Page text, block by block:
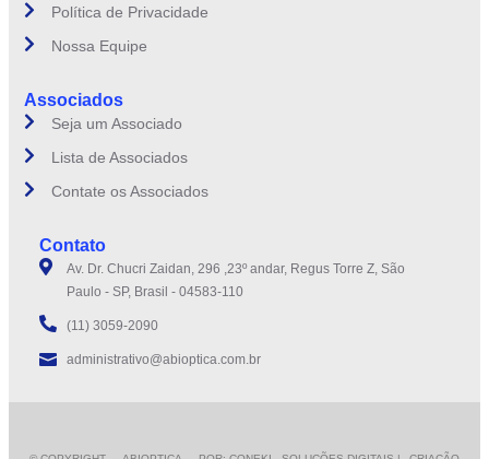
Política de Privacidade
Nossa Equipe
Associados
Seja um Associado
Lista de Associados
Contate os Associados
Contato
Av. Dr. Chucri Zaidan, 296 ,23º andar, Regus Torre Z, São
Paulo - SP, Brasil - 04583-110
(11) 3059-2090
administrativo@abioptica.com.br